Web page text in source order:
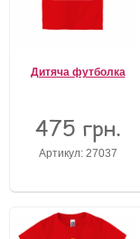
Дитяча футболка
475 грн.
Артикул: 27037